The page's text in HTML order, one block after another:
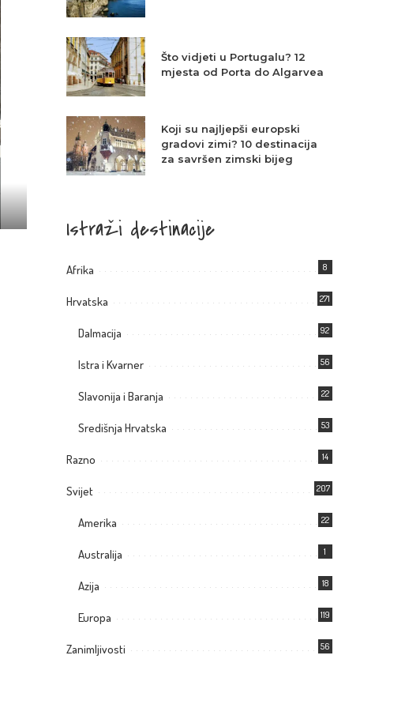
Što vidjeti u Portugalu? 12
mjesta od Porta do Algarvea
Koji su najljepši europski
gradovi zimi? 10 destinacija
za savršen zimski bijeg
Istraži destinacije
Afrika 8
Hrvatska 271
Dalmacija 92
Istra i Kvarner 56
Slavonija i Baranja 22
Središnja Hrvatska 53
Razno 14
Svijet 207
Amerika 22
Australija 1
Azija 18
Europa 119
Zanimljivosti 56